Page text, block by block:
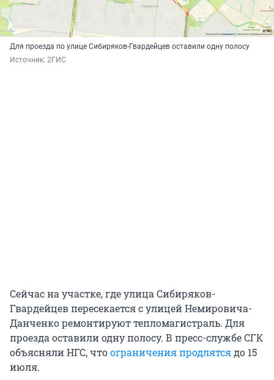
Для проезда по улице Сибиряков-Гвардейцев оставили одну полосу
Источник: 2ГИС
Сейчас на участке, где улица Сибиряков-
Гвардейцев пересекается с улицей Немировича-
Данченко ремонтируют тепломагистраль. Для
проезда оставили одну полосу. В пресс-службе СГК
объясняли НГС, чтоограничения продлятсядо 15
июля.